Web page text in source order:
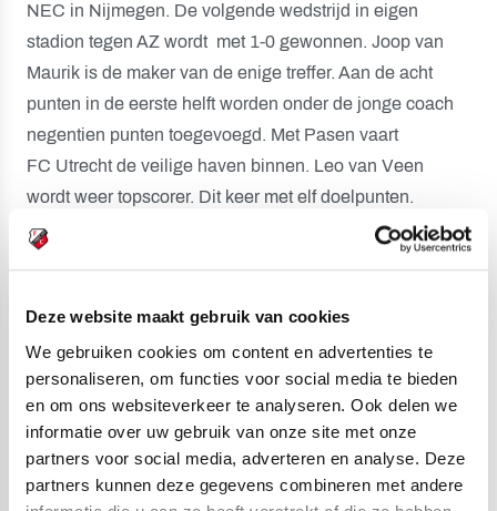
Deze website maakt gebruik van cookies
We gebruiken cookies om content en advertenties te
personaliseren, om functies voor social media te bieden
en om ons websiteverkeer te analyseren. Ook delen we
informatie over uw gebruik van onze site met onze
partners voor social media, adverteren en analyse. Deze
partners kunnen deze gegevens combineren met andere
NEC in Nijmegen. De volgende wedstrijd in eigen
stadion tegen AZ wordt met 1-0 gewonnen. Joop van
Maurik is de maker van de enige treffer. Aan de acht
punten in de eerste helft worden onder de jonge coach
negentien punten toegevoegd. Met Pasen vaart
FC Utrecht de veilige haven binnen. Leo van Veen
wordt weer topscorer. Dit keer met elf doelpunten.
Aan het einde van het seizoen wordt afscheid genomen
loopbaan in Zweden. Als scout beveelt hij vele jaren
later Zlatan Ibrahimovic aan bij Ajax. Jorgen Henriksen
verdedigt 145 wedstrijden het doel van FC Utrecht. Hij
gaat naar Hvidovre en wordt later keeperstrainer bij de
Piet van Oudenallen kiest voor FC Den Bosch. Tweede